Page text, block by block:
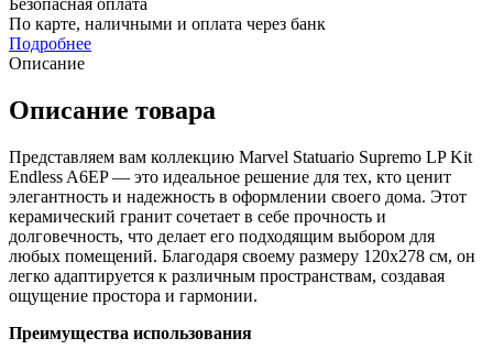
По карте, наличными и оплата через банк
Подробнее
Описание
Описание товара
Представляем вам коллекцию Marvel Statuario Supremo LP Kit
Endless A6EP — это идеальное решение для тех, кто ценит
элегантность и надежность в оформлении своего дома. Этот
керамический гранит сочетает в себе прочность и
долговечность, что делает его подходящим выбором для
любых помещений. Благодаря своему размеру 120х278 см, он
легко адаптируется к различным пространствам, создавая
ощущение простора и гармонии.
Преимущества использования